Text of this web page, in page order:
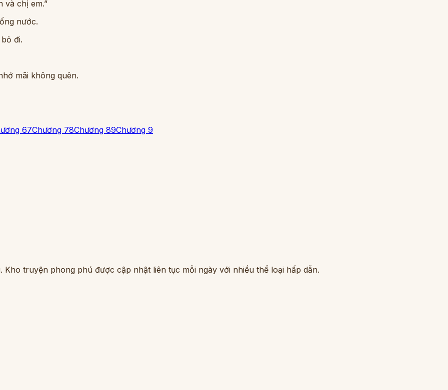
và chị em.”
nước.
đi.
mãi không quên.
67Chương 78Chương 89Chương 9
truyện phong phú được cập nhật liên tục mỗi ngày với nhiều thể loại hấp dẫn.